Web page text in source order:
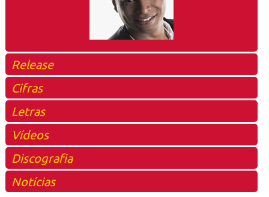
Release
Cifras
Letras
Vídeos
Discografia
Notícias